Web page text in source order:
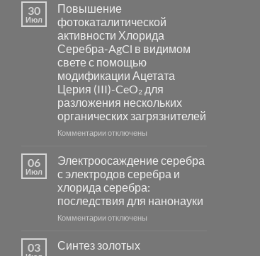
синтез
катализаторов
и
сенсоров
на
основе
металлов
платиновой
группы
30
Июл
Повышение
фотокаталитической
активности Хлорида
Серебра-AgCl в видимом
свете с помощью
модификации Ацетата
Церия (III)-CeO₂ для
разложения нескольких
органических загрязнителей
Комментариик
фотокаталитической
активности
Хлорида
Серебра-
AgCl
свете
отключены
06
Июл
Электроосаждение серебра
с электродов серебра и
хлорида серебра:
последствия для нанонауки
Комментариик
серебра
отключены
03
Синтез золотых